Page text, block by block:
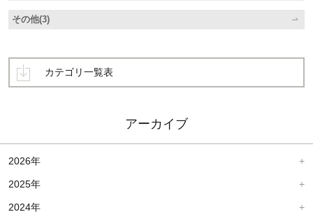
その他(3)
カテゴリ一覧表
アーカイブ
2026年
2025年
2024年